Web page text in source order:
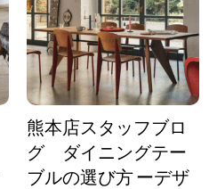
熊本店スタッフブロ
グ ダイニングテー
ブルの選び方 ーデザ